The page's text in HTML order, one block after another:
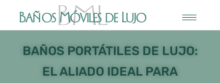
BAÑOS PORTÁTILES DE LUJO:
EL ALIADO IDEAL PARA